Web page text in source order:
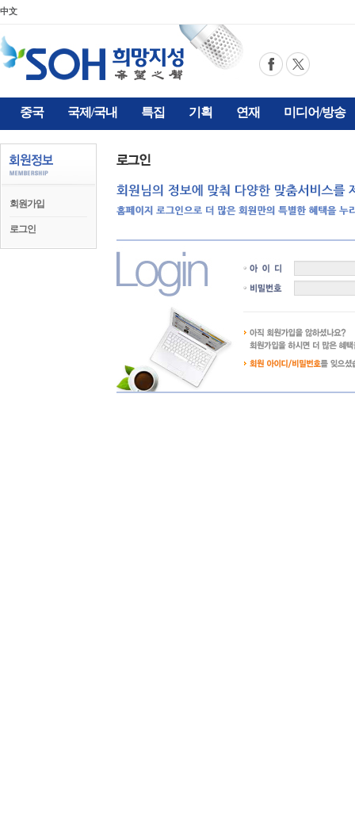
中文
중국 국제/국내 특집 기획 연재 미디어/방송
회원가입
로그인